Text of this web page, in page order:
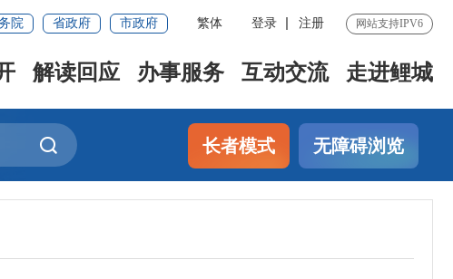
院 省政府 市政府 繁体 登录 注册 网站支持IPV6
解读回应 办事服务 互动交流 走进鲤城
长者模式 无障碍浏览